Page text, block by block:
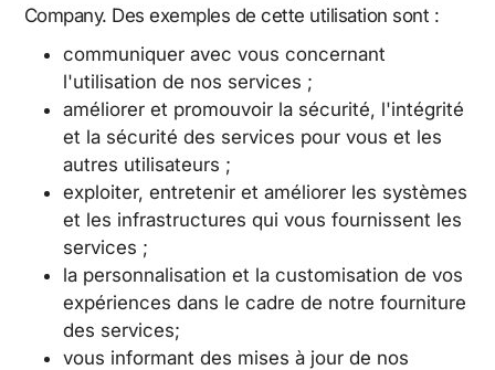
Company. Des exemples de cette utilisation sont :
communiquer avec vous concernant
l'utilisation de nos services ;
améliorer et promouvoir la sécurité, l'intégrité
et la sécurité des services pour vous et les
autres utilisateurs ;
exploiter, entretenir et améliorer les systèmes
et les infrastructures qui vous fournissent les
services ;
la personnalisation et la customisation de vos
expériences dans le cadre de notre fourniture
des services;
vous informant des mises à jour de nos